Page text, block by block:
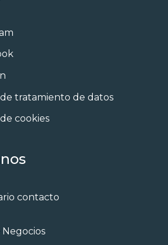
tratamiento de datos
cookies
contacto